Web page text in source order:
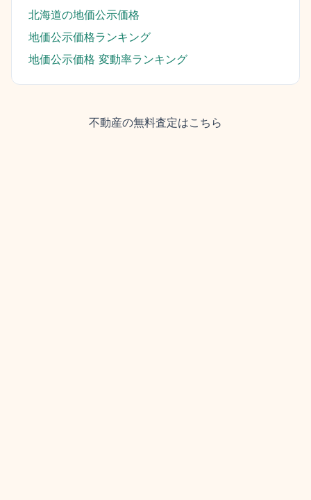
北海道の地価公示価格
地価公示価格ランキング
地価公示価格 変動率ランキング
不動産の無料査定はこちら